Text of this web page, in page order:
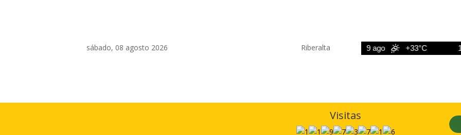
sábado, 08 agosto 2026 Riberalta
+33°C 9 ago +33°C 10
Visitas